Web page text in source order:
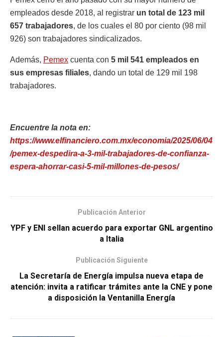
empleados desde 2018, al registrar un total de 123 mil
657 trabajadores, de los cuales el 80 por ciento (98 mil
926) son trabajadores sindicalizados.
Además, Pemex cuenta con 5 mil 541 empleados en
sus empresas filiales, dando un total de 129 mil 198
trabajadores.
Encuentre la nota en:
https://www.elfinanciero.com.mx/economia/2025/06/04
/pemex-despedira-a-3-mil-trabajadores-de-confianza-
espera-ahorrar-casi-5-mil-millones-de-pesos/
Publicación Anterior
YPF y ENI sellan acuerdo para exportar GNL argentino
a Italia
Publicación Siguiente
La Secretaría de Energía impulsa nueva etapa de
atención: invita a ratificar trámites ante la CNE y pone
a disposición la Ventanilla Energía